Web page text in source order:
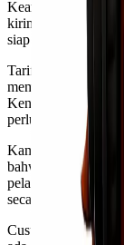
Keamanan adalah
kirim akan
siap menjaga
Tarif kompetitif juga
memilih Lionel
Kendari tanpa
perlu khawatir
Kami juga memiliki
bahwa paket
pelacakan modern,
secara real-time.
Customer Service